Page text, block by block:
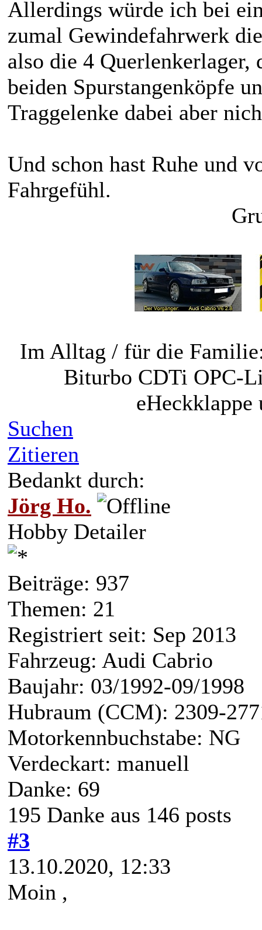
Allerdings würde ich bei
zumal Gewindefahrwerk
also die 4 Querlenkerlager,
beiden Spurstangenköpfe
Traggelenke dabei aber
Und schon hast Ruhe und
Fahrgefühl.
Im Alltag / für die
Biturbo CDTi OPC-
eHeckklappe
Suchen
Zitieren
Bedankt durch:
Jörg Ho.
Hobby Detailer
Beiträge: 937
Themen: 21
Registriert seit: Sep 2013
Fahrzeug: Audi Cabrio
Baujahr: 03/1992-09/1998
Hubraum (CCM): 2309-
Motorkennbuchstabe: NG
Verdeckart: manuell
Danke: 69
195 Danke aus 146 posts
#3
13.10.2020, 12:33
Moin ,